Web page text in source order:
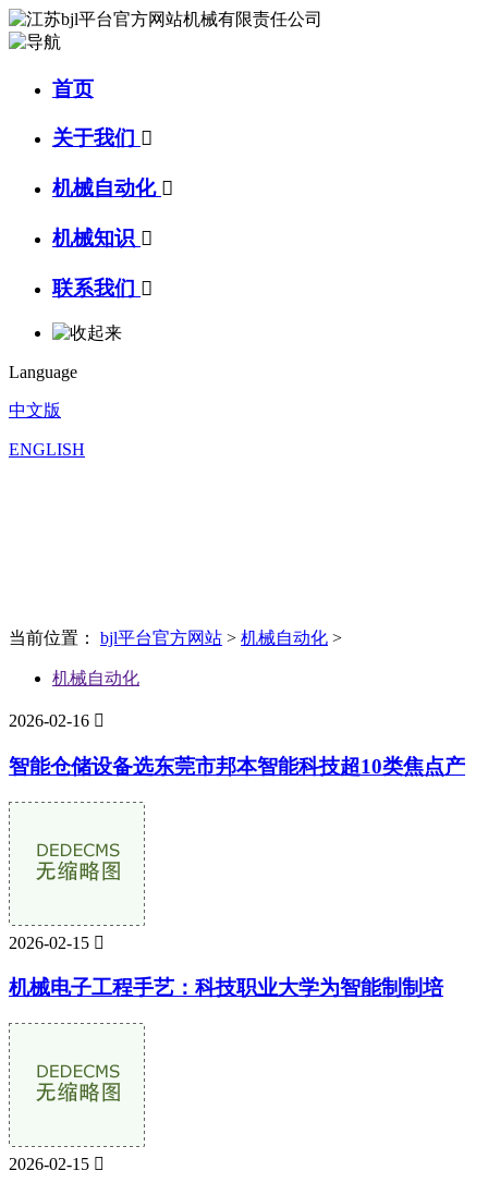
首页
关于我们 
机械自动化 
机械知识 
联系我们 
Language
中文版
ENGLISH
当前位置： bjl平台官方网站 > 机械自动化 >
机械自动化
2026-02-16 
智能仓储设备选东莞市邦本智能科技超10类焦点产
2026-02-15 
机械电子工程手艺：科技职业大学为智能制制培
2026-02-15 